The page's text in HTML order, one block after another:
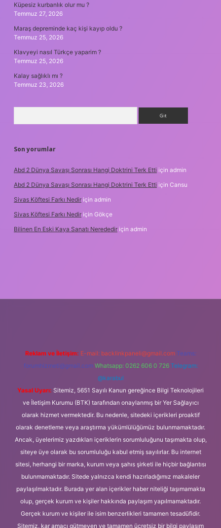
Küpesiz kurbanlık olur mu ?
Temmuz 27, 2026
Maraş depreminde kaç kişi kayıp oldu ?
Temmuz 25, 2026
Klavyeyi nasıl Türkçe yaparim ?
Temmuz 25, 2026
Kalay sağlıklı mı ?
Temmuz 23, 2026
Son yorumlar
Abd 2 Dünya Savaşı Sonrası Hangi Doktrini Terk Etti için admin
Abd 2 Dünya Savaşı Sonrası Hangi Doktrini Terk Etti için Cansu
Sivas Köftesi Farkı Nedir için admin
Sivas Köftesi Farkı Nedir için Gökçe
Bilinen En Eski Kaya Sanatı Nerededir için admin
Reklam ve İletişim: E-mail: backlinkpaneli@gmail.com Teams:
forumhizmeti@gmail.com Whatsapp: 0262 606 0 726 Telegram:
@karabul
Yasal Uyarı: Sitemiz, 5651 Sayılı Kanun gereğince Bilgi Teknolojileri
ve İletişim Kurumu (BTK) tarafından onaylanmış bir Yer Sağlayıcı
olarak hizmet vermektedir. Bu nedenle, sitedeki içerikleri proaktif
olarak denetleme veya araştırma yükümlülüğümüz bulunmamaktadır.
Ancak, üyelerimiz yazdıkları içeriklerin sorumluluğunu taşımakta olup,
siteye üye olarak bu sorumluluğu kabul etmiş sayılırlar. Bu internet
sitesi, herhangi bir marka, kurum veya şahıs şirketi ile hiçbir bağlantısı
bulunmamaktadır. Sitede yalnızca kendi hazırladığımız makaleler
paylaşılmaktadır. Burada yer alan içerikler haber niteliği taşımamakta
olup, gerçek kurum ve kişiler hakkında paylaşım yapılmamaktadır.
Gerçek kurum ve kişiler ile isim benzerlikleri tamamen tesadüfidir.
Sitemiz, kar amacı gütmeyen ve tamamen ücretsiz bir bilgi paylaşım